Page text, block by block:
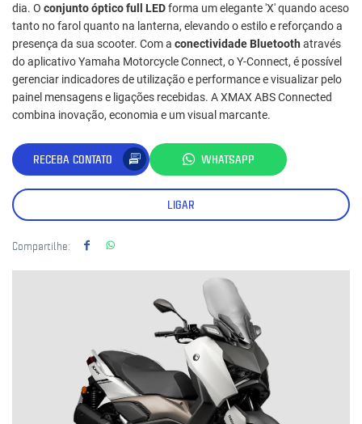
dia. O conjunto óptico full LEDforma um elegante 'X' quando aceso
tanto no farol quanto na lanterna, elevando o estilo e reforçando a
presença da sua scooter. Com a conectividade Bluetooth através
do aplicativo Yamaha Motorcycle Connect, o Y-Connect, é possível
gerenciar indicadores de utilização e performance e visualizar pelo
painel mensagens e ligações recebidas. A XMAX ABS Connected
combina inovação, economia e um visual marcante.
RECEBA CONTATO WHATSAPP
LIGAR
Compartilhe: